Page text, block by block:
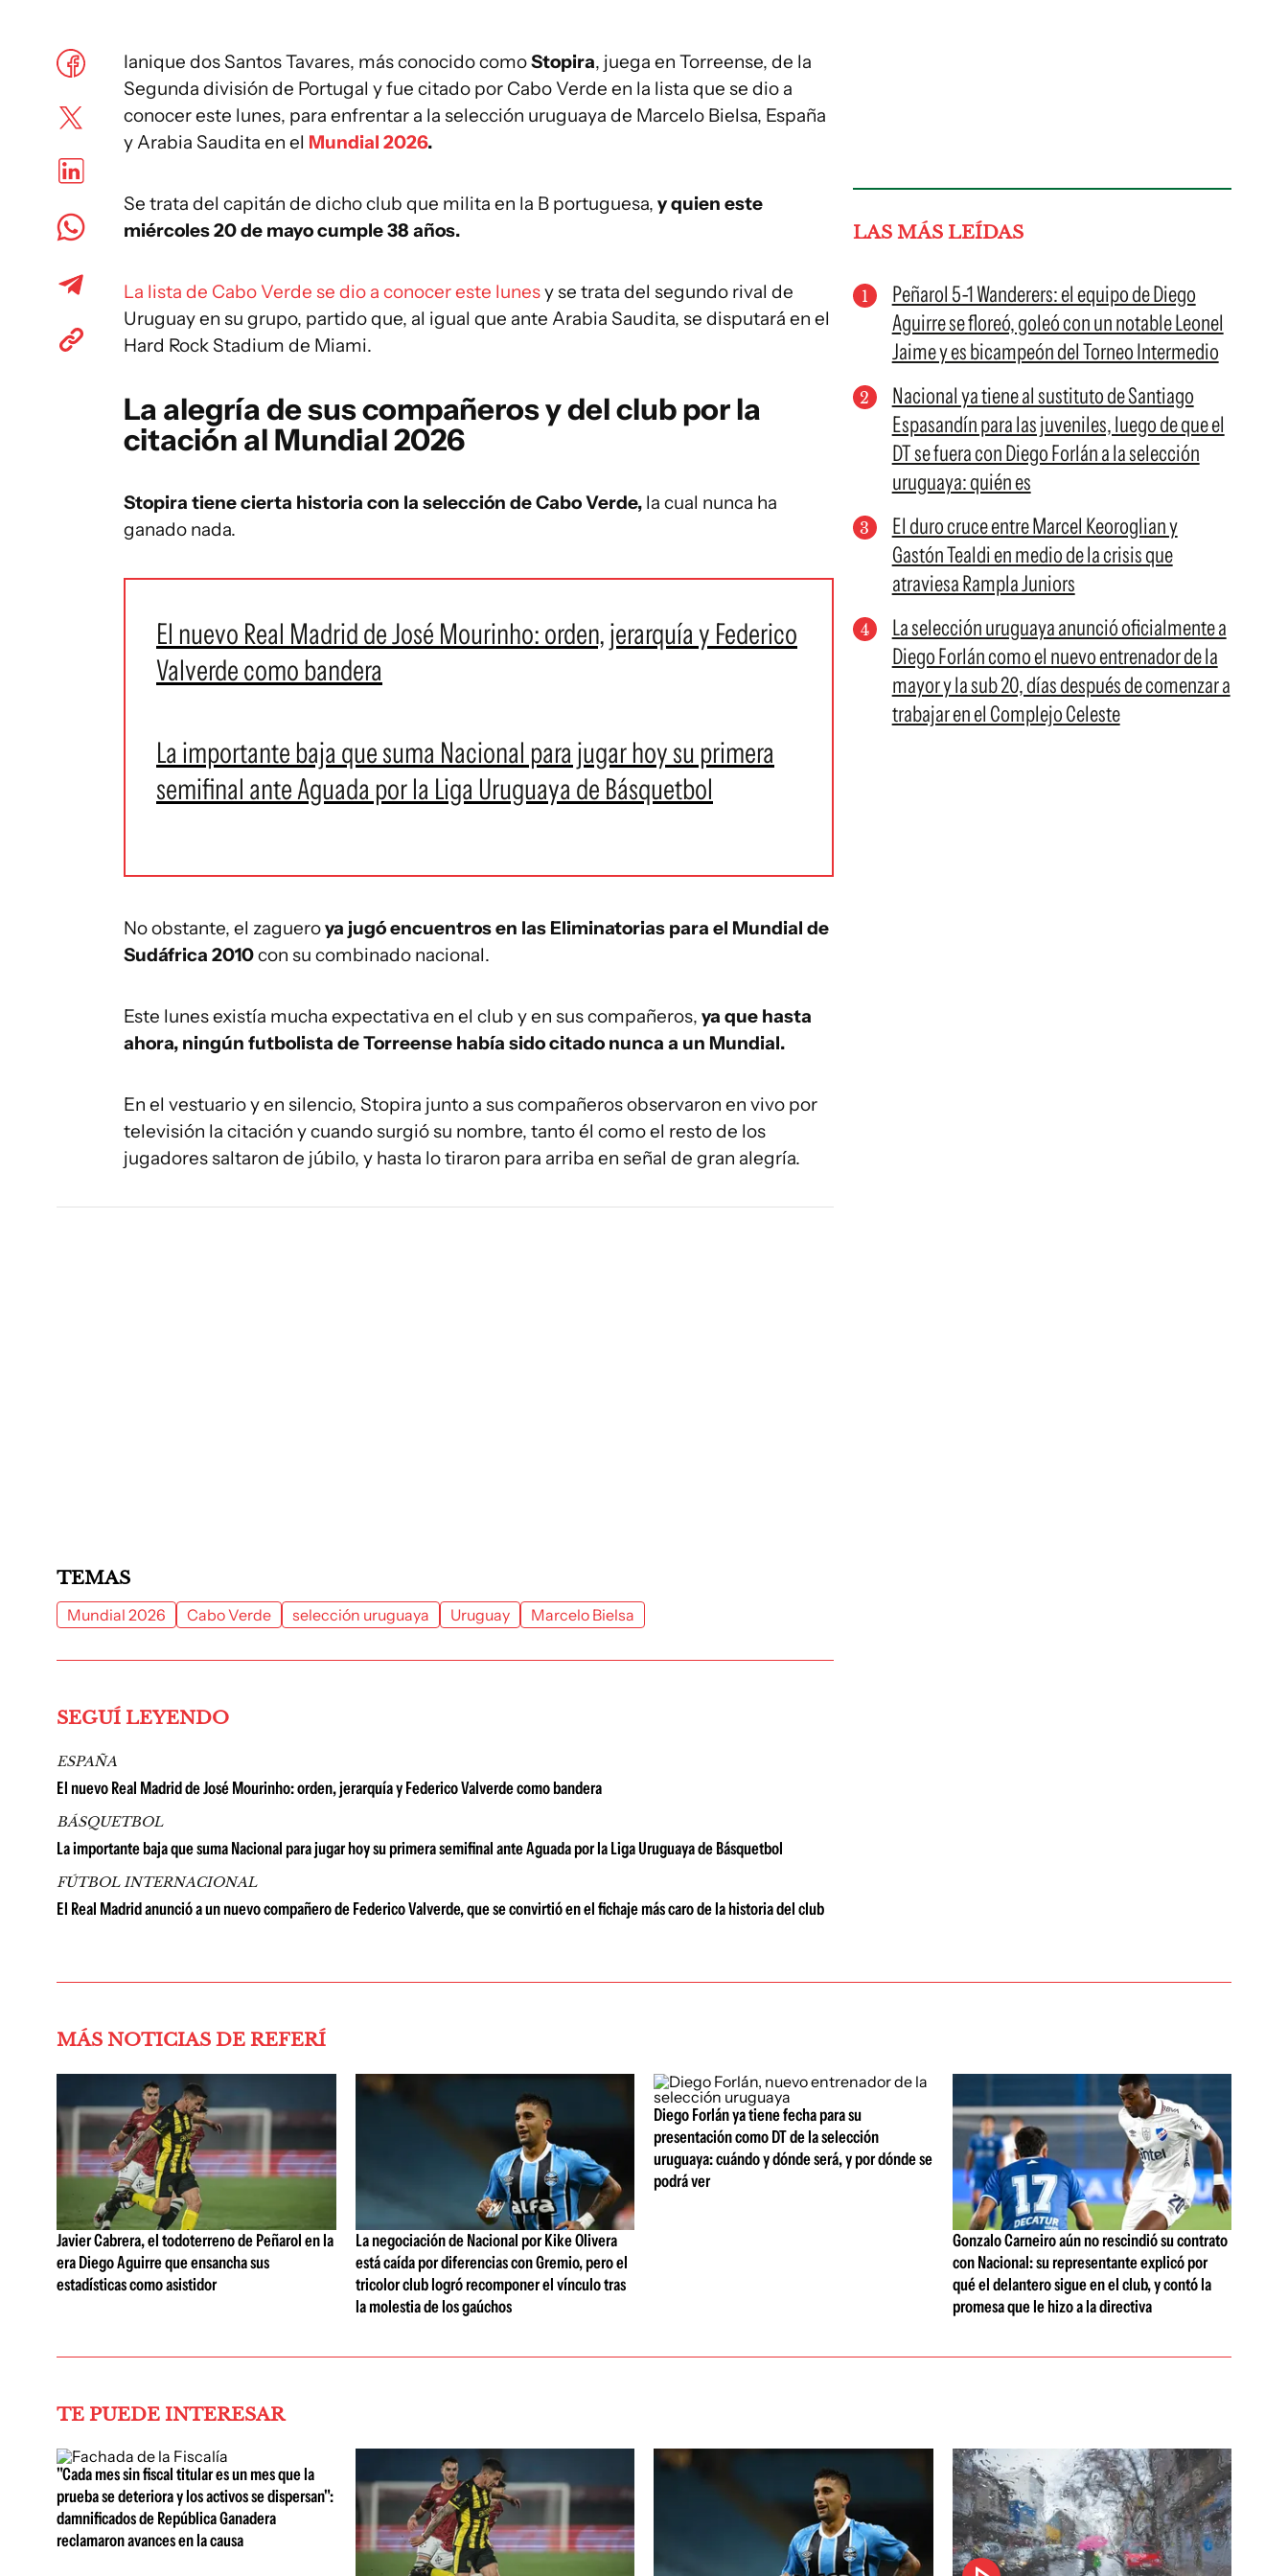
Ianique dos Santos Tavares, más conocido comoStopira, juega en Torreense, de la
Segunda división de Portugal y fue citado por Cabo Verde en la lista que se dio a
conocer este lunes, para enfrentar a la selección uruguaya de Marcelo Bielsa, España
y Arabia Saudita en el Mundial 2026.
Se trata del capitán de dicho club que milita en la B portuguesa, y quien este
miércoles 20 de mayo cumple 38 años.
La lista de Cabo Verde se dio a conocer este lunesy se trata del segundo rival de
Uruguay en su grupo, partido que, al igual que ante Arabia Saudita, se disputará en el
Hard Rock Stadium de Miami.
La alegría de sus compañeros y del club por la
citación al Mundial 2026
Stopira tiene cierta historia con la selección de Cabo Verde, la cual nunca ha
ganado nada.
El nuevo Real Madrid de José Mourinho: orden, jerarquía y Federico
Valverde como bandera
La importante baja que suma Nacional para jugar hoy su primera
semifinal ante Aguada por la Liga Uruguaya de Básquetbol
No obstante, el zagueroya jugó encuentros en las Eliminatorias para el Mundial de
Sudáfrica 2010con su combinado nacional.
Este lunes existía mucha expectativa en el club y en sus compañeros, ya que hasta
ahora, ningún futbolista de Torreense había sido citado nunca a un Mundial.
En el vestuario y en silencio, Stopira junto a sus compañeros observaron en vivo por
televisión la citación y cuando surgió su nombre, tanto él como el resto de los
jugadores saltaron de júbilo, y hasta lo tiraron para arriba en señal de gran alegría.
LAS MÁS LEÍDAS
Peñarol 5-1 Wanderers: el equipo de Diego
Aguirre se floreó, goleó con un notable Leonel
Jaime y es bicampeón del Torneo Intermedio
Nacional ya tiene al sustituto de Santiago
Espasandín para las juveniles, luego de que el
DT se fuera con Diego Forlán a la selección
uruguaya: quién es
El duro cruce entre Marcel Keoroglian y
Gastón Tealdi en medio de la crisis que
atraviesa Rampla Juniors
La selección uruguaya anunció oficialmente a
Diego Forlán como el nuevo entrenador de la
mayor y la sub 20, días después de comenzar a
trabajar en el Complejo Celeste
TEMAS
Mundial 2026 Cabo Verde selección uruguaya Uruguay Marcelo Bielsa
SEGUÍ LEYENDO
ESPAÑA
El nuevo Real Madrid de José Mourinho: orden, jerarquía y Federico Valverde como bandera
BÁSQUETBOL
La importante baja que suma Nacional para jugar hoy su primera semifinal ante Aguada por la Liga Uruguaya de Básquetbol
FÚTBOL INTERNACIONAL
El Real Madrid anunció a un nuevo compañero de Federico Valverde, que se convirtió en el fichaje más caro de la historia del club
MÁS NOTICIAS DE REFERÍ
Javier Cabrera, el todoterreno de Peñarol en la
era Diego Aguirre que ensancha sus
estadísticas como asistidor
La negociación de Nacional por Kike Olivera
está caída por diferencias con Gremio, pero el
tricolor club logró recomponer el vínculo tras
la molestia de los gaúchos
Diego Forlán ya tiene fecha para su
presentación como DT de la selección
uruguaya: cuándo y dónde será, y por dónde se
podrá ver
Gonzalo Carneiro aún no rescindió su contrato
con Nacional: su representante explicó por
qué el delantero sigue en el club, y contó la
promesa que le hizo a la directiva
TE PUEDE INTERESAR
"Cada mes sin fiscal titular es un mes que la
prueba se deteriora y los activos se dispersan":
damnificados de República Ganadera
reclamaron avances en la causa